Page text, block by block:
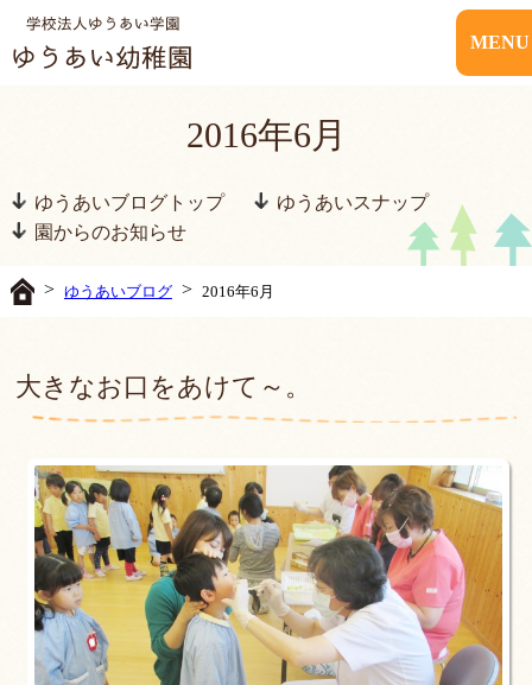
MENU
2016年6月
ゆうあいブログトップ
ゆうあいスナップ
園からのお知らせ
> ゆうあいブログ> 2016年6月
大きなお口をあけて～。